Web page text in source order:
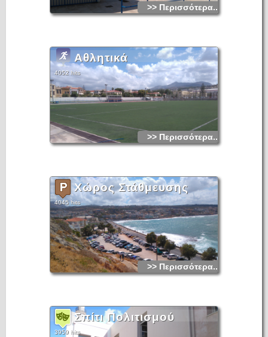
>> Περισσότερα...
Αθλητικά
4052 hits
>> Περισσότερα...
Χώρος Στάθμευσης
4045 hits
>> Περισσότερα...
Σπίτι Πολιτισμού
3959 hits